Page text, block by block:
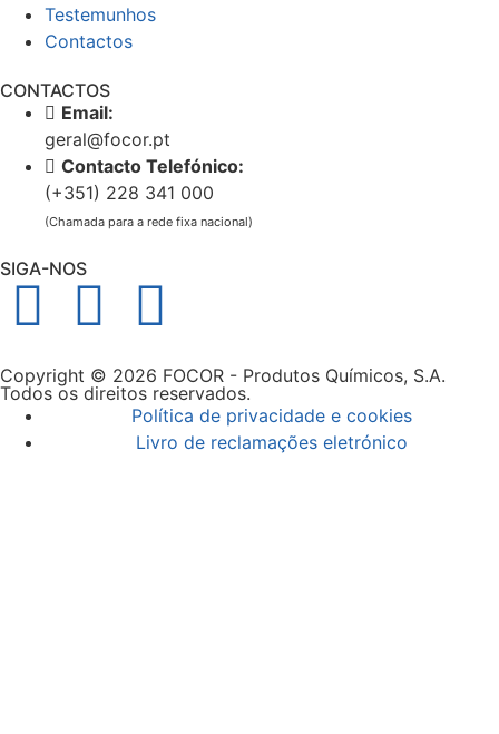
Testemunhos
Contactos
CONTACTOS
Email:
geral@focor.pt
Contacto Telefónico:
(+351) 228 341 000
(Chamada para a rede fixa nacional)
SIGA-NOS
Copyright © 2026 FOCOR - Produtos Químicos, S.A.
Todos os direitos reservados.
Política de privacidade e cookies
Livro de reclamações eletrónico